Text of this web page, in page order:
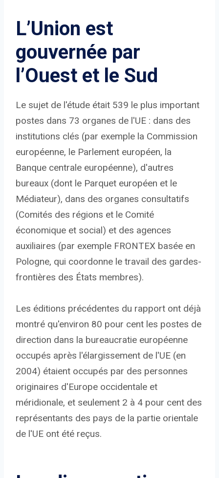
L’Union est
gouvernée par
l’Ouest et le Sud
Le sujet de l'étude était 539 le plus important
postes dans 73 organes de l'UE : dans des
institutions clés (par exemple la Commission
européenne, le Parlement européen, la
Banque centrale européenne), d'autres
bureaux (dont le Parquet européen et le
Médiateur), dans des organes consultatifs
(Comités des régions et le Comité
économique et social) et des agences
auxiliaires (par exemple FRONTEX basée en
Pologne, qui coordonne le travail des gardes-
frontières des États membres).
Les éditions précédentes du rapport ont déjà
montré qu'environ 80 pour cent les postes de
direction dans la bureaucratie européenne
occupés après l'élargissement de l'UE (en
2004) étaient occupés par des personnes
originaires d'Europe occidentale et
méridionale, et seulement 2 à 4 pour cent des
représentants des pays de la partie orientale
de l'UE ont été reçus.